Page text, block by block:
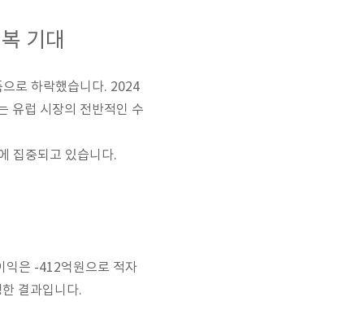
기대
로 하락했습니다. 2024
유럽 시장의 전반적인 수
집중되고 있습니다.
익은 -412억원으로 적자
결과입니다.